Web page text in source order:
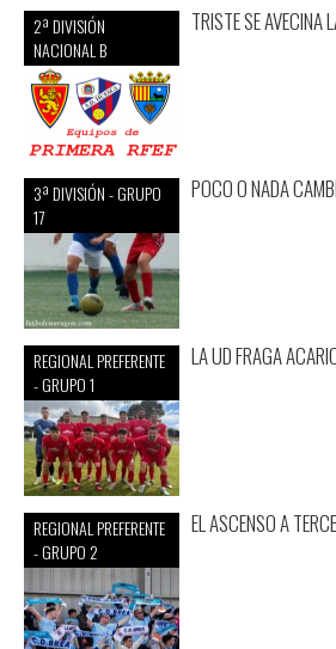
2ª DIVISIÓN
NACIONAL B
TRISTE SE
3ª DIVISIÓN - GRUPO
17
POCO O NADA
REGIONAL PREFERENTE
- GRUPO 1
LA UD FRAGA
REGIONAL PREFERENTE
- GRUPO 2
EL ASCENSO A